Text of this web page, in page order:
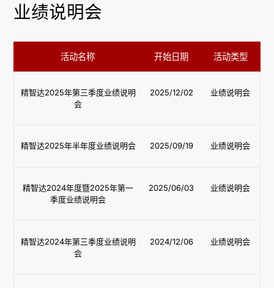
业绩说明会
活动名称 开始日期 活动类型
精智达2025年第三季度业绩说明
会
2025/12/02 业绩说明会
精智达2025年半年度业绩说明会 2025/09/19 业绩说明会
精智达2024年度暨2025年第一
季度业绩说明会
2025/06/03 业绩说明会
精智达2024年第三季度业绩说明
会
2024/12/06 业绩说明会